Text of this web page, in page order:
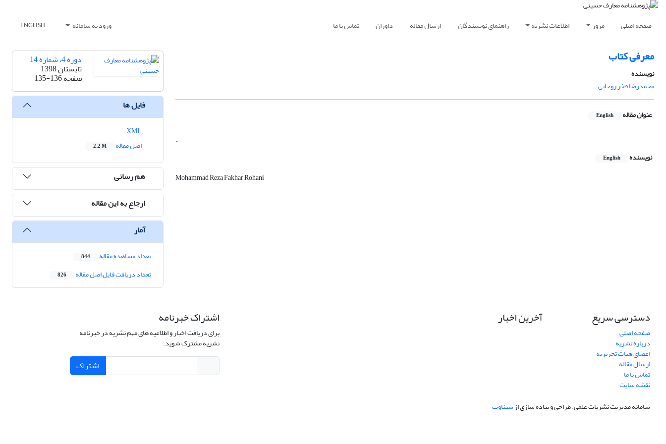
صفحه اصلی مرور اطلاعات نشریه راهنمای نویسندگان ارسال مقاله داوران تماس با ما ورود به سامانه ENGLISH
معرفی کتاب
نویسنده
محمدرضا فخر روحانی
عنوان مقاله English
.
نویسنده English
Mohammad Reza Fakhar Rohani
دوره 4، شماره 14
تابستان 1398
صفحه135-136
فایل ها
اصل مقاله
2.2 M
هم رسانی
ارجاع به این مقاله
آمار
تعداد مشاهده مقاله 844
تعداد دریافت فایل اصل مقاله 826
دسترسی سریع
صفحه اصلی
درباره نشریه
اعضای هیات تحریریه
ارسال مقاله
تماس با ما
نقشه سایت
آخرین اخبار اشتراک خبرنامه
برای دریافت اخبار و اطلاعیه های مهم نشریه در خبرنامه
نشریه مشترک شوید.
اشتراک
سامانه مدیریت نشریات علمی.طراحی و پیاده سازی ازسیناوب